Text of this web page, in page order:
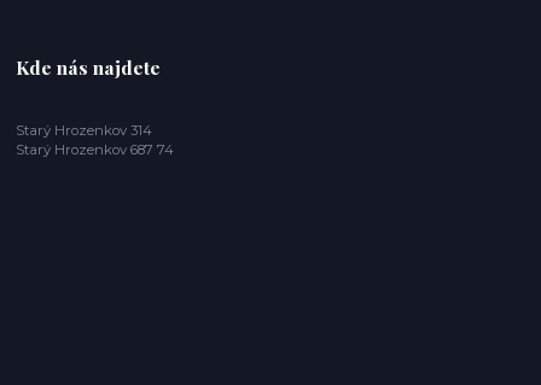
Kde nás najdete
Starý Hrozenkov 314
Starý Hrozenkov 687 74